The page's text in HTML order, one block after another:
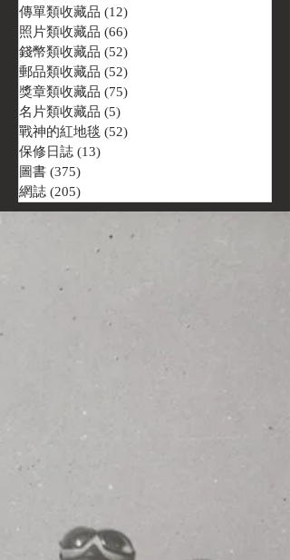
傳單類收藏品 (12)
照片類收藏品 (66)
錢幣類收藏品 (52)
郵品類收藏品 (52)
獎章類收藏品 (75)
名片類收藏品 (5)
戰神的紅地毯 (52)
保修日誌 (13)
圖書 (375)
網誌 (205)